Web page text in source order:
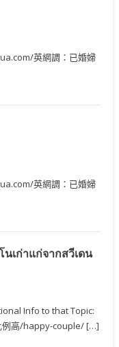
英網調：已婚婦
英網調：已婚婦
เก่าแก่จากสวีเดน
Info to that Topic:
例高/happy-couple/ […]